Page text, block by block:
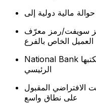
سويفت/رمز معرّف
العميل الخاص بالفرع
National Bank معالجة المدفوعات مركزياً من خلال مكتبها
الرئيسي
المقبول
على نطاق واسع